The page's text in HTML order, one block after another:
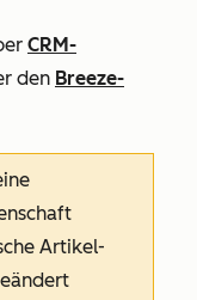
CRM-
den Breeze-
Artikel-